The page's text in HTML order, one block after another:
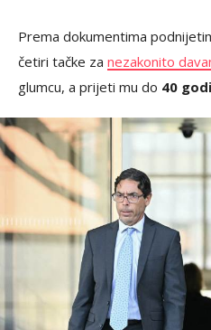
Prema dokumentima
četiri tačke za nezakonito
glumcu, a prijeti mu do 40